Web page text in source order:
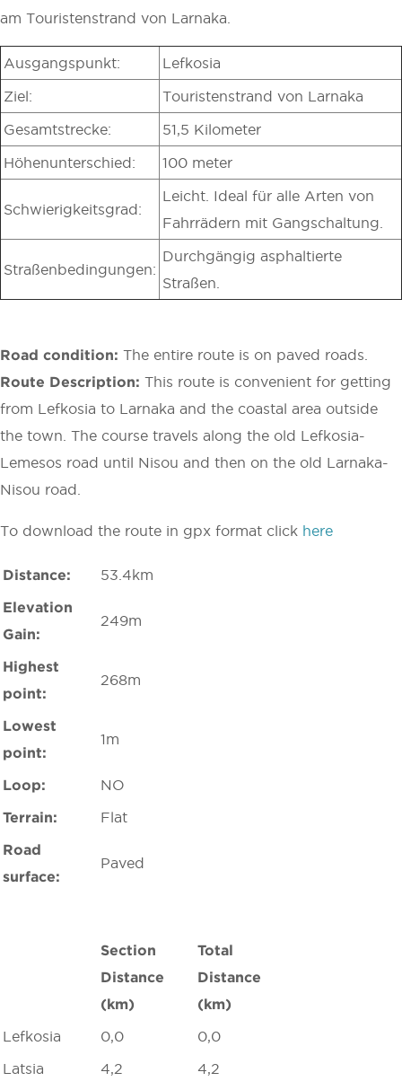
am Touristenstrand von Larnaka.
Ausgangspunkt: Lefkosia
Ziel: Touristenstrand von Larnaka
Gesamtstrecke: 51,5 Kilometer
Höhenunterschied: 100 meter
Schwierigkeitsgrad:
Leicht. Ideal für alle Arten von
Fahrrädern mit Gangschaltung.
Straßenbedingungen:
Durchgängig asphaltierte
Straßen.
Road condition: The entire route is on paved roads.
Route Description: This route is convenient for getting
from Lefkosia to Larnaka and the coastal area outside
the town. The course travels along the old Lefkosia-
Lemesos road until Nisou and then on the old Larnaka-
Nisou road.
To download the route in gpx format click here
Distance:
53.4km
Elevation
Gain:
249m
Highest
point:
268m
Lowest
point:
1m
Loop:
NO
Terrain:
Flat
Road
surface:
Paved
Section
Distance
(km)
Total
Distance
(km)
Lefkosia
0,0
0,0
Latsia
4,2 4,2